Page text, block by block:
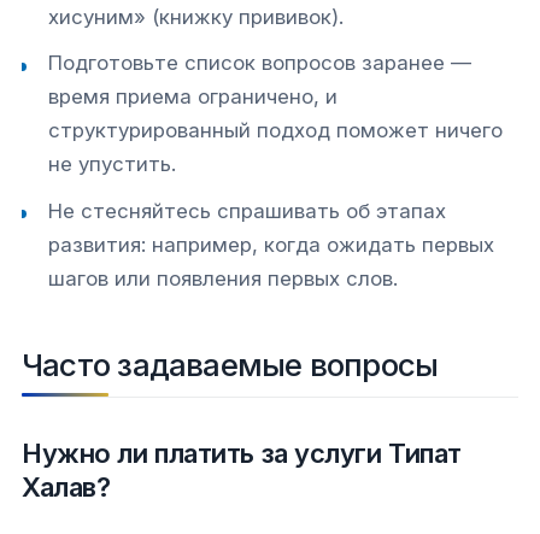
хисуним» (книжку прививок).
Подготовьте список вопросов заранее —
время приема ограничено, и
структурированный подход поможет ничего
не упустить.
Не стесняйтесь спрашивать об этапах
развития: например, когда ожидать первых
шагов или появления первых слов.
Часто задаваемые вопросы
Нужно ли платить за услуги Типат
Халав?